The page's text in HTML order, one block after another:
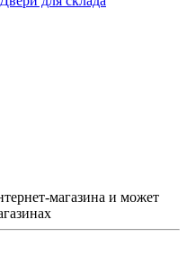
магазина и может